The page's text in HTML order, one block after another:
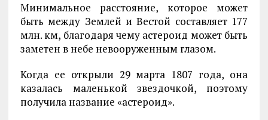
Минимальное расстояние, которое может
быть между Землей и Вестой составляет 177
млн. км, благодаря чему астероид может быть
заметен в небе невооруженным глазом.
Когда ее открыли 29 марта 1807 года, она
казалась маленькой звездочкой, поэтому
получила название «астероид».